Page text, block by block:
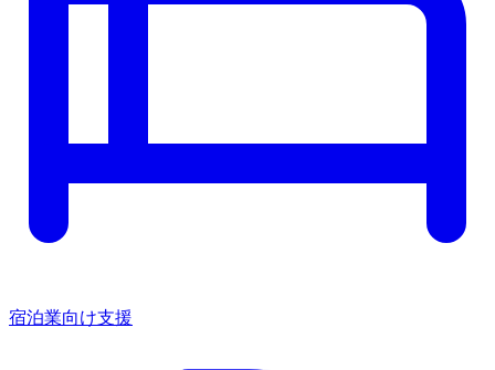
宿泊業向け支援